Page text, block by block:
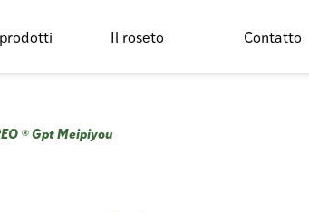
Il roseto Contatto
® Gpt Meipiyou